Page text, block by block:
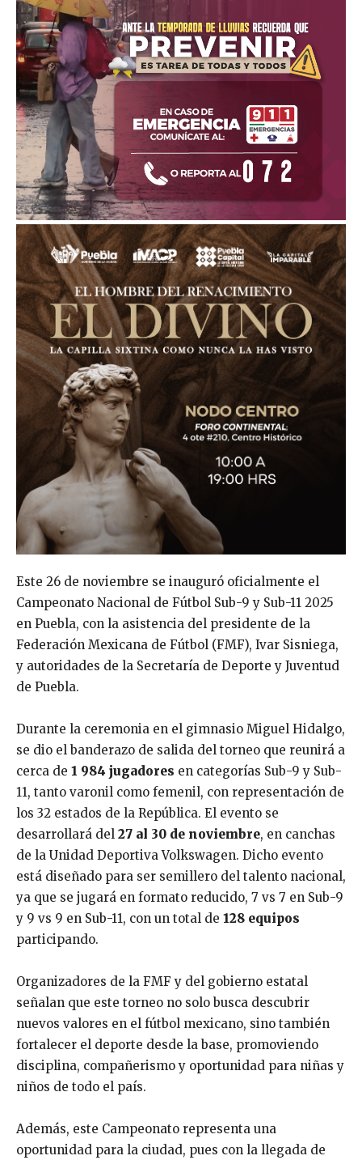
Este 26 de noviembre se inauguró oficialmente el
Campeonato Nacional de Fútbol Sub-9 y Sub-11 2025
en Puebla, con la asistencia del presidente de la
Federación Mexicana de Fútbol (FMF), Ivar Sisniega,
y autoridades de la Secretaría de Deporte y Juventud
de Puebla.
Durante la ceremonia en el gimnasio Miguel Hidalgo,
se dio el banderazo de salida del torneo que reunirá a
cerca de 1 984 jugadores en categorías Sub-9 y Sub-
11, tanto varonil como femenil, con representación de
los 32 estados de la República. El evento se
desarrollará del 27 al 30 de noviembre, en canchas
de la Unidad Deportiva Volkswagen. Dicho evento
está diseñado para ser semillero del talento nacional,
ya que se jugará en formato reducido, 7 vs 7 en Sub-9
y 9 vs 9 en Sub-11, con un total de 128 equipos
participando.
Organizadores de la FMF y del gobierno estatal
señalan que este torneo no solo busca descubrir
nuevos valores en el fútbol mexicano, sino también
fortalecer el deporte desde la base, promoviendo
disciplina, compañerismo y oportunidad para niñas y
niños de todo el país.
Además, este Campeonato representa una
oportunidad para la ciudad, pues con la llegada de